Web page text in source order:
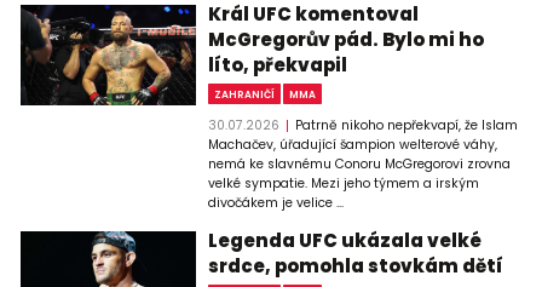
Král UFC komentoval
McGregorův pád. Bylo mi ho
líto, překvapil
ZAHRANIČÍ MMA
30.07.2026
Patrně nikoho nepřekvapí, že Islam
Machačev, úřadující šampion welterové váhy,
nemá ke slavnému Conoru McGregorovi zrovna
velké sympatie. Mezi jeho týmem a irským
divočákem je velice ...
Legenda UFC ukázala velké
srdce, pomohla stovkám dětí